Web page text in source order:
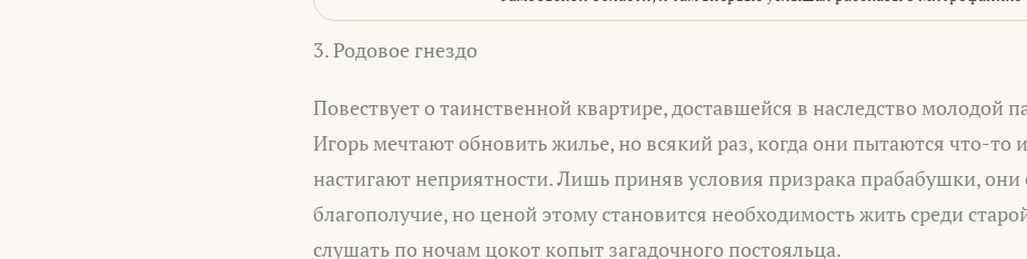
3. Родовое гнездо
Повествует о таинственной квартире, доставшейся в наследство молодой
Игорь мечтают обновить жилье, но всякий раз, когда они пытаются что-то
настигают неприятности. Лишь приняв условия призрака прабабушки, они
благополучие, но ценой этому становится необходимость жить среди
слушать по ночам цокот копыт загадочного постояльца.